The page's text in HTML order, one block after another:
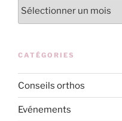
CATÉGORIES
Conseils orthos
Evénements